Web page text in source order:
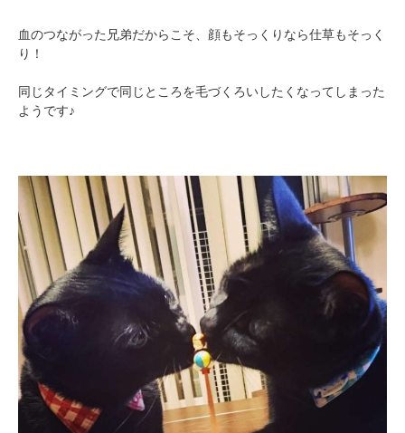
血のつながった兄弟だからこそ、顔もそっくりなら仕草もそっく
り！
同じタイミングで同じところを毛づくろいしたくなってしまった
ようです♪